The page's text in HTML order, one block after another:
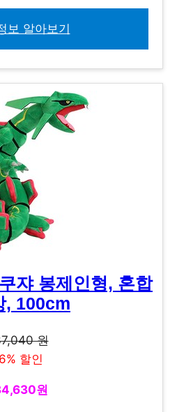
보 알아보기
쟈 봉제인형, 혼합
, 100cm
원
6% 할인
원